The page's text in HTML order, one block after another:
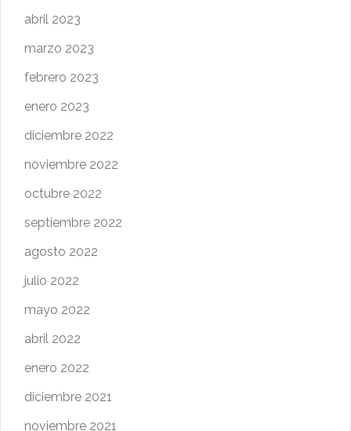
abril 2023
marzo 2023
febrero 2023
enero 2023
diciembre 2022
noviembre 2022
octubre 2022
septiembre 2022
agosto 2022
julio 2022
mayo 2022
abril 2022
enero 2022
diciembre 2021
noviembre 2021